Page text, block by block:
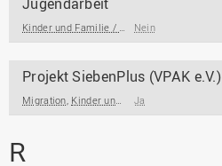
Jugendarbeit
Kinder und Familie / Jugendarbeit / Jugendsozialarbeit Nein
Projekt SiebenPlus (VPAK e.V.)
Migration, Kinder und Familie / Jugendarbeit / Jugendsozialarbeit Ja
R